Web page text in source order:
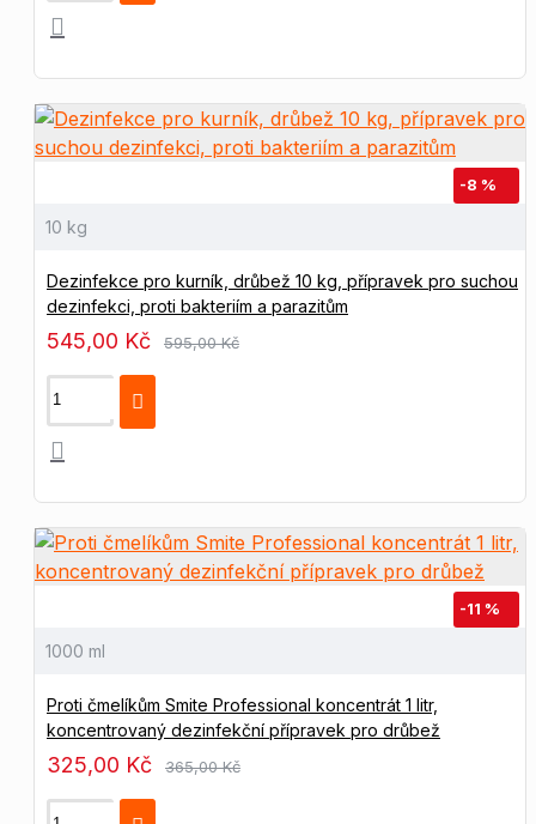
-8 %
10 kg
Dezinfekce pro kurník, drůbež 10 kg, přípravek pro suchou
dezinfekci, proti bakteriím a parazitům
545,00 Kč 595,00 Kč
-11 %
1000 ml
Proti čmelíkům Smite Professional koncentrát 1 litr,
koncentrovaný dezinfekční přípravek pro drůbež
325,00 Kč 365,00 Kč